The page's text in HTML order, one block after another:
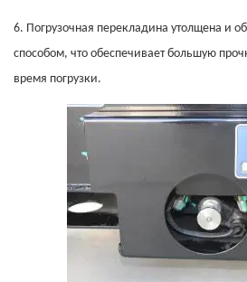
6. Погрузочная перекладина утолщена и
способом, что обеспечивает большую
время погрузки.